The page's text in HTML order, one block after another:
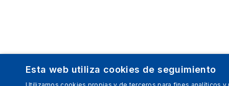
Esta web utiliza cookies de seguimiento